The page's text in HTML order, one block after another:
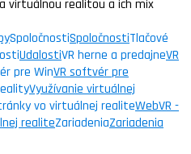
virtuálnou realitou a ich mix
SpoločnostiSpoločnostiTlačové
UdalostiVR herne a predajneVR
pre WinVR softvér pre
Využívanie virtuálnej
vo virtuálnej realiteWebVR -
realiteZariadeniaZariadenia